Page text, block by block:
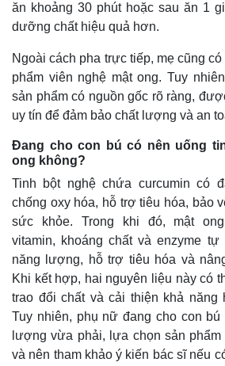
ăn khoảng 30 phút hoặc sau ăn 1
dưỡng chất hiệu quả hơn.
Ngoài cách pha trực tiếp, mẹ cũng
phẩm viên nghệ mật ong. Tuy
sản phẩm có nguồn gốc rõ ràng,
uy tín để đảm bảo chất lượng và an
Đang cho con bú có nên uống
ong không?
Tinh bột nghệ chứa curcumin có
chống oxy hóa, hỗ trợ tiêu hóa, bảo
sức khỏe. Trong khi đó, mật ong
vitamin, khoáng chất và enzyme
năng lượng, hỗ trợ tiêu hóa và
Khi kết hợp, hai nguyên liệu này có
trao đổi chất và cải thiện khả năng
Tuy nhiên, phụ nữ đang cho con
lượng vừa phải, lựa chọn sản
và nên tham khảo ý kiến bác sĩ nếu